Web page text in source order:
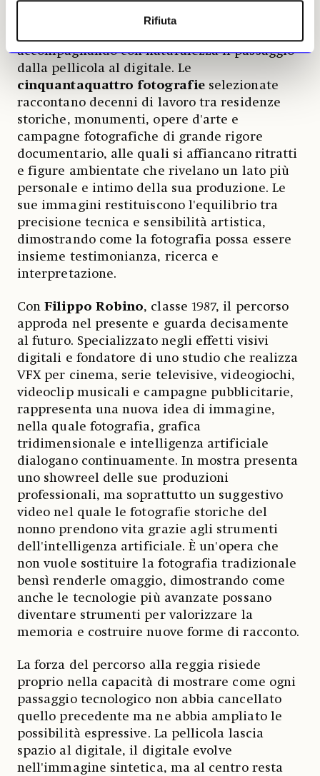
Rifiuta
della sua attività alla documentazione del
accompagnando con naturalezza il passaggio
dalla pellicola al digitale. Le
cinquantaquattro fotografieselezionate
raccontano decenni di lavoro tra residenze
storiche, monumenti, opere d'arte e
campagne fotografiche di grande rigore
documentario, alle quali si affiancano ritratti
e figure ambientate che rivelano un lato più
personale e intimo della sua produzione. Le
sue immagini restituiscono l'equilibrio tra
precisione tecnica e sensibilità artistica,
dimostrando come la fotografia possa essere
insieme testimonianza, ricerca e
interpretazione.
ConFilippo Robino, classe 1987, il percorso
approda nel presente e guarda decisamente
al futuro. Specializzato negli effetti visivi
digitali e fondatore di uno studio che realizza
VFX per cinema, serie televisive, videogiochi,
videoclip musicali e campagne pubblicitarie,
rappresenta una nuova idea di immagine,
nella quale fotografia, grafica
tridimensionale e intelligenza artificiale
dialogano continuamente. In mostra presenta
uno showreel delle sue produzioni
professionali, ma soprattutto un suggestivo
video nel quale le fotografie storiche del
nonno prendono vita grazie agli strumenti
dell'intelligenza artificiale. È un'opera che
non vuole sostituire la fotografia tradizionale
bensì renderle omaggio, dimostrando come
anche le tecnologie più avanzate possano
diventare strumenti per valorizzare la
memoria e costruire nuove forme di racconto.
La forza del percorso alla reggia risiede
proprio nella capacità di mostrare come ogni
passaggio tecnologico non abbia cancellato
quello precedente ma ne abbia ampliato le
possibilità espressive. La pellicola lascia
spazio al digitale, il digitale evolve
nell'immagine sintetica, ma al centro resta